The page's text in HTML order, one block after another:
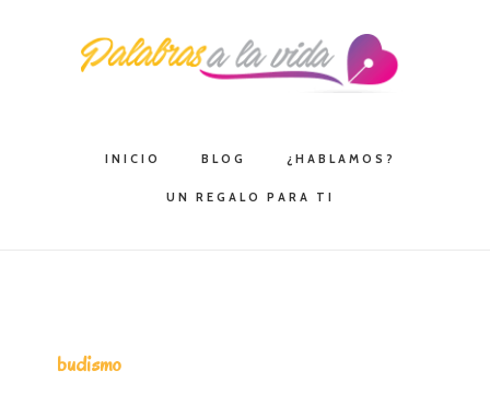
contenido
INICIO BLOG ¿HABLAMOS?
UN REGALO PARA TI
budismo